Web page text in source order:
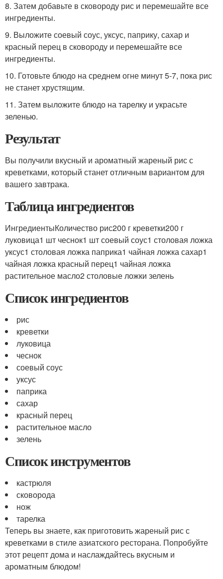
8. Затем добавьте в сковороду рис и перемешайте все
ингредиенты.
9. Выложите соевый соус, уксус, паприку, сахар и
красный перец в сковороду и перемешайте все
ингредиенты.
10. Готовьте блюдо на среднем огне минут 5-7, пока рис
не станет хрустящим.
11. Затем выложите блюдо на тарелку и украсьте
зеленью.
Результат
Вы получили вкусный и ароматный жареный рис с
креветками, который станет отличным вариантом для
вашего завтрака.
Таблица ингредиентов
ИнгредиентыКоличество рис200 г креветки200 г
луковица1 шт чеснок1 шт соевый соус1 столовая ложка
уксус1 столовая ложка паприка1 чайная ложка сахар1
чайная ложка красный перец1 чайная ложка
растительное масло2 столовые ложки зелень
Список ингредиентов
рис
креветки
луковица
чеснок
соевый соус
уксус
паприка
сахар
красный перец
растительное масло
зелень
Список инструментов
кастрюля
сковорода
нож
тарелка
Теперь вы знаете, как приготовить жареный рис с
креветками в стиле азиатского ресторана. Попробуйте
этот рецепт дома и наслаждайтесь вкусным и
ароматным блюдом!